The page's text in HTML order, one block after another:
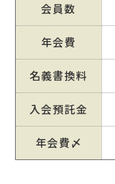
会員数
年会費
名義書換料
入会預託金
年会費〆